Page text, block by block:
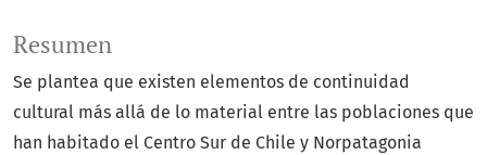
Resumen
Se plantea que existen elementos de continuidad
cultural más allá de lo material entre las poblaciones que
han habitado el Centro Sur de Chile y Norpatagonia